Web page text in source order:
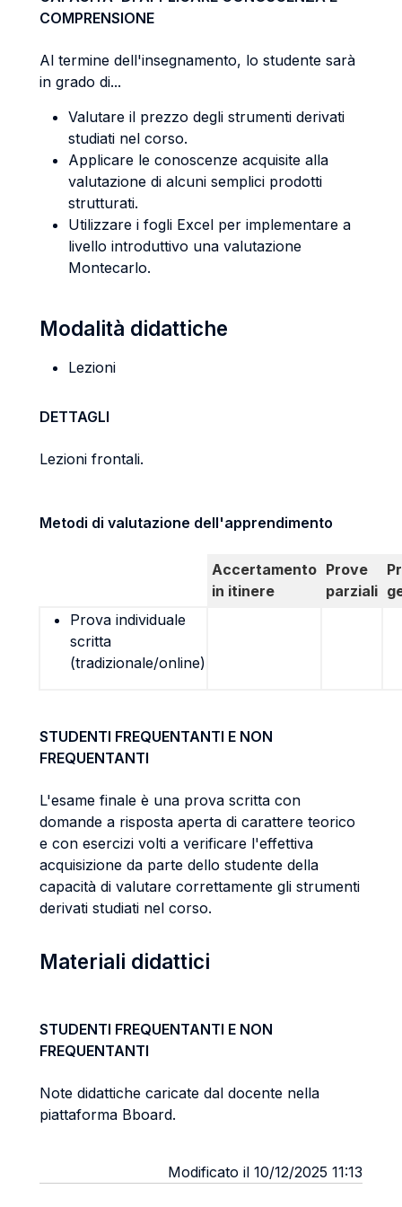
COMPRENSIONE
Al termine dell'insegnamento, lo studente sarà
in grado di...
Valutare il prezzo degli strumenti derivati
studiati nel corso.
Applicare le conoscenze acquisite alla
valutazione di alcuni semplici prodotti
strutturati.
Utilizzare i fogli Excel per implementare a
livello introduttivo una valutazione
Montecarlo.
Modalità didattiche
Lezioni
DETTAGLI
Lezioni frontali.
Metodi di valutazione dell'apprendimento
Accertamento
in itinere
Prove
parziali
Prova individuale
scritta
(tradizionale/online)
STUDENTI FREQUENTANTI E NON
FREQUENTANTI
L'esame finale è una prova scritta con
domande a risposta aperta di carattere teorico
e con esercizi volti a verificare l'effettiva
acquisizione da parte dello studente della
capacità di valutare correttamente gli strumenti
derivati studiati nel corso.
Materiali didattici
STUDENTI FREQUENTANTI E NON
FREQUENTANTI
Note didattiche caricate dal docente nella
piattaforma Bboard.
Modificato il 10/12/2025 11:13